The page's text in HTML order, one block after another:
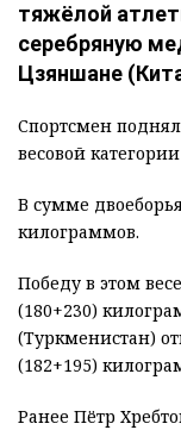
тяжёлой
серебряную
Цзяншане
Спортсмен
весовой
В сумме
килограммов.
Победу в этом
(180+230)
(Туркменистан)
(182+195)
Ранее Пётр